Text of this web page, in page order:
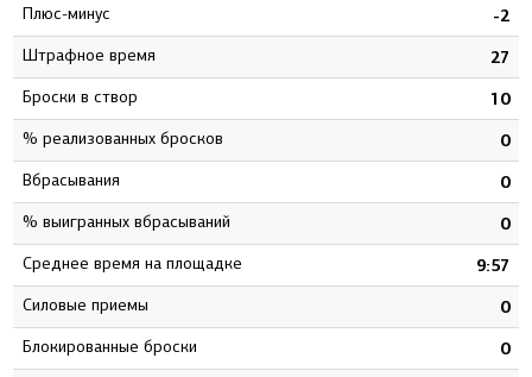
Плюс-минус -2
штрафное время 27
Броски в створ 10
% реализованных бросков 0
Вбрасывания 0
% выигранных вбрасываний 0
Среднее время на площадке 9:57
Силовые приемы 0
Блокированные броски 0